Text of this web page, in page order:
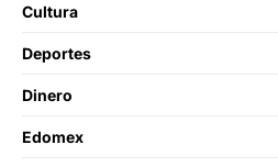
Cultura
Deportes
Dinero
Edomex